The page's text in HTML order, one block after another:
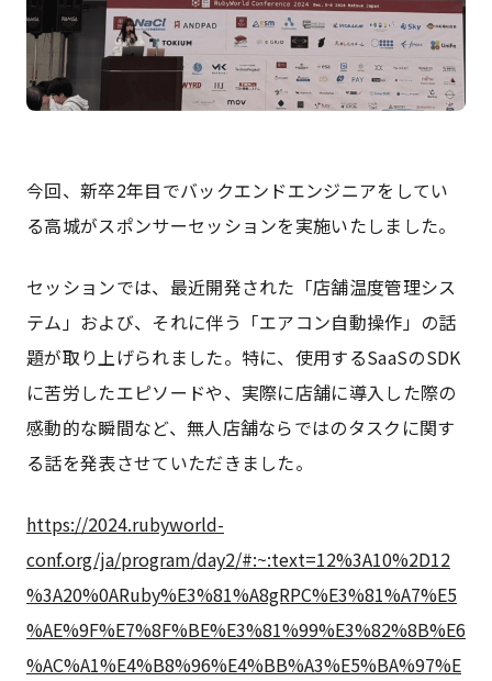
今回、新卒2年目でバックエンドエンジニアをしてい
る高城がスポンサーセッションを実施いたしました。
セッションでは、最近開発された「店舗温度管理シス
テム」および、それに伴う「エアコン自動操作」の話
題が取り上げられました。特に、使用するSaaSのSDK
に苦労したエピソードや、実際に店舗に導入した際の
感動的な瞬間など、無人店舗ならではのタスクに関す
る話を発表させていただきました。
https://2024.rubyworld-
conf.org/ja/program/day2/#:~:text=12%3A10%2D12
%3A20%0ARuby%E3%81%A8gRPC%E3%81%A7%E5
%AE%9F%E7%8F%BE%E3%81%99%E3%82%8B%E6
%AC%A1%E4%B8%96%E4%BB%A3%E5%BA%97%E